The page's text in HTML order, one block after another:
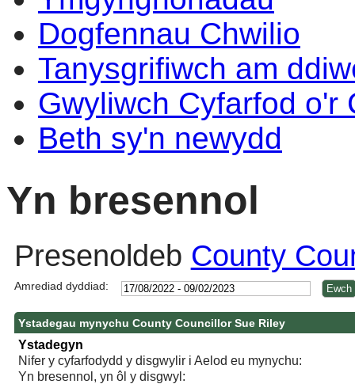
Dogfennau Chwilio
Tanysgrifiwch am
Gwyliwch Cyfarfod o'r
Beth sy'n newydd
Yn bresennol
Presenoldeb County
Amrediad dyddiad:
Ystadegau mynychu County Councillor Sue Riley
Ystadegyn
Nifer y cyfarfodydd y disgwylir i Aelod eu mynychu:
Yn bresennol, yn ôl y disgwyl: